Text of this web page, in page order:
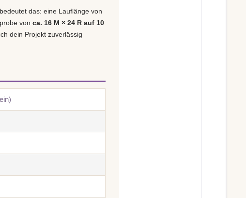
bedeutet das: eine Lauflänge von
von ca. 16 M × 24 R auf 10
dein Projekt zuverlässig